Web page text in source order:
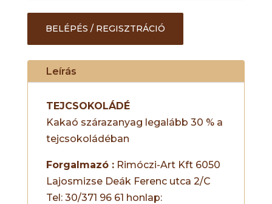
BELÉPÉS / REGISZTRÁCIÓ
Leírás
TEJCSOKOLÁDÉ
Kakaó szárazanyag legalább 30 % a
tejcsokoládéban
Forgalmazó :Rimóczi-Art Kft 6050
Lajosmizse Deák Ferenc utca 2/C
Tel: 30/371 96 61 honlap: